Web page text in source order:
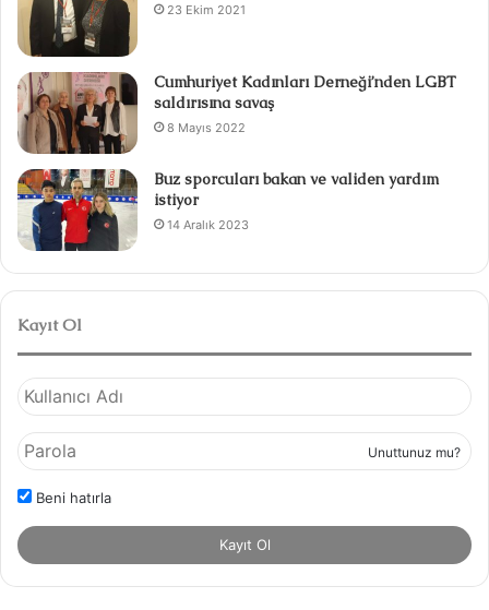
23 Ekim 2021
Cumhuriyet Kadınları Derneği’nden LGBT
saldırısına savaş
8 Mayıs 2022
Buz sporcuları bakan ve validen yardım
istiyor
14 Aralık 2023
Kayıt Ol
Unuttunuz mu?
Beni hatırla
Kayıt Ol